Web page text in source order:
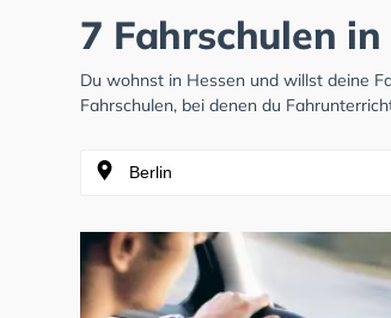
7 Fahrschulen
Du wohnst in Hessen und willst deine
Fahrschulen, bei denen du